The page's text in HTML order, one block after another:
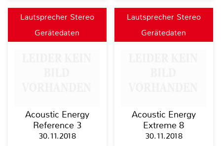
Lautsprecher Stereo
Gerätedaten
Acoustic Energy
Reference 3
30.11.2018
Lautsprecher Stereo
Gerätedaten
Acoustic Energy
Extreme 8
30.11.2018